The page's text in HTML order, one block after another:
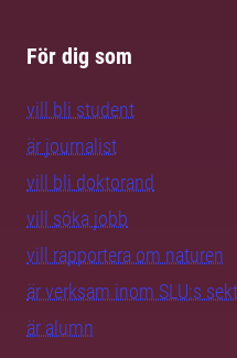
För dig som
vill bli student
är journalist
vill bli doktorand
vill söka jobb
vill rapportera om naturen
är verksam inom SLU:s
är alumn